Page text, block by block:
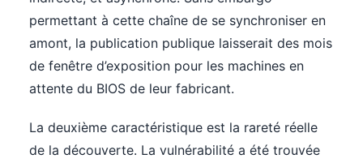
permettant à cette chaîne de se synchroniser en
amont, la publication publique laisserait des mois
de fenêtre d’exposition pour les machines en
attente du BIOS de leur fabricant.
La deuxième caractéristique est la rareté réelle
de la découverte. La vulnérabilité a été trouvée